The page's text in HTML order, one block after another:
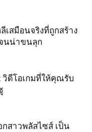
เสมือนจริงที่ถูกสร้าง
นน่าขนลุก
วิดีโอเกมที่ให้คุณรับ
กสาวพลัสไซส์ เป็น